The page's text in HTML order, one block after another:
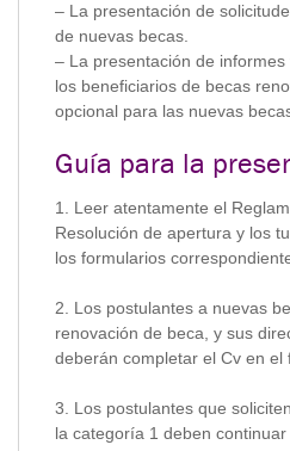
– La presentación de
de nuevas becas.
– La presentación de
los beneficiarios de becas
opcional para las nuevas
Guía para la
1. Leer atentamente el
Resolución de apertura y los
los formularios
2. Los postulantes a nuevas
renovación de beca, y sus
deberán completar el Cv en el
3. Los postulantes que
la categoría 1 deben